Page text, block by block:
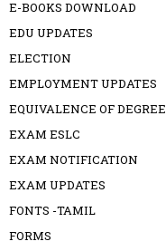
E-BOOKS DOWNLOAD
EDU UPDATES
ELECTION
EMPLOYMENT UPDATES
EQUIVALENCE OF DEGREE
EXAM ESLC
EXAM NOTIFICATION
EXAM UPDATES
FONTS -TAMIL
FORMS